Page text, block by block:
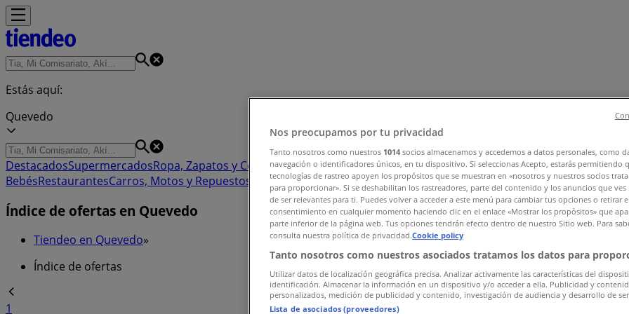
Estás aquí:
Quevedo
DestacadosSupermercadosRopa, Zapatos y ComplementosTecnología y ElectrónicaAlmacenesBellezaFerreterías
BebésRestaurantesCarros, Motos y Repuestos BancosViajes y Ocio
Índice de ofertas en Quevedo
Tiendeo en Quevedo»
Índice de ofertas
1
Nos preocupamos por tu privacidad
Tanto nosotros como nuestros 1014 socios almacenamos y accedemos a datos personales, como
navegación o identificadores únicos, en tu dispositivo. Si seleccionas Acepto, estarás permitiendo
tecnologías de rastreo apoyen los propósitos que se muestran en «nosotros y nuestros socios
para proporcionar». Si se deshabilitan los rastreadores, parte del contenido y los anuncios que
de ser relevantes para ti. Puedes volver a acceder a este menú para cambiar tus opciones o retirar el
consentimiento en cualquier momento haciendo clic en el enlace «Mostrar los propósitos» que
parte inferior de la página web. Tus opciones tendrán efecto dentro de nuestro Sitio web. Para
consulta nuestra política de privacidad.Cookie policy
Tanto nosotros como nuestros asociados tratamos los datos para
Utilizar datos de localización geográfica precisa. Analizar activamente las características del
identificación. Almacenar la información en un dispositivo y/o acceder a ella. Publicidad y
personalizados, medición de publicidad y contenido, investigación de audiencia y desarrollo de
Lista de asociados (proveedores)